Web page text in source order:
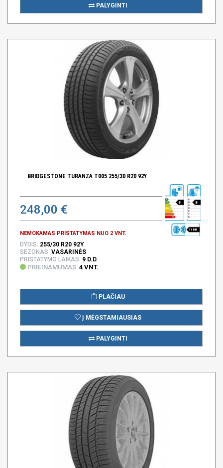
PALYGINTI
BRIDGESTONE TURANZA T005 255/30 R20 92Y
248,00 €
NEMOKAMAS PRISTATYMAS NUO 2 VNT.
B B
71 DB
DYDIS: 255/30 R20 92Y
SEZONAS: VASARINĖS
PRISTATYMO LAIKAS: 9 D.D.
PRIEINAMUMAS: 4 VNT.
PLAČIAU
Į MĖGSTAMIAUSIAS
PALYGINTI